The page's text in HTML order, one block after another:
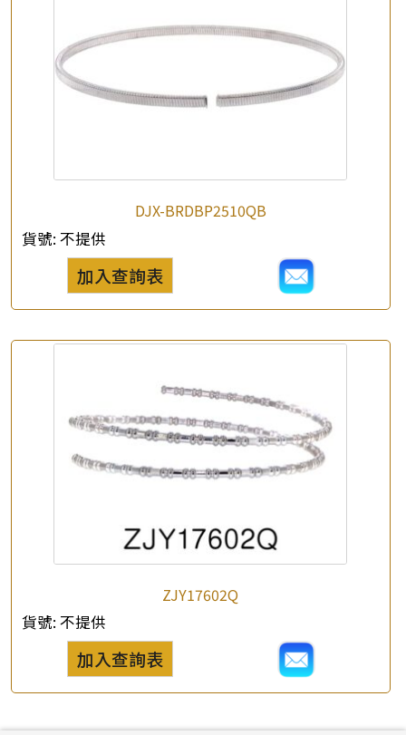
DJX-BRDBP2510QB
貨號: 不提供
加入查詢表
ZJY17602Q
貨號: 不提供
加入查詢表